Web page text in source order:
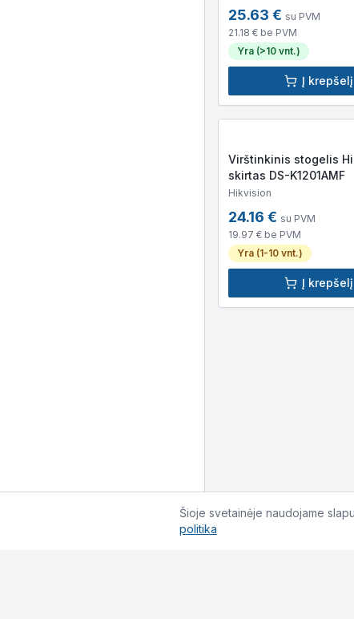
25.63 € su PVM
21.18 € be PVM
Yra (>10 vnt.)
Į krepšelį
Virštinkinis stogelis
skirtas DS-K1201AMF
Hikvision
24.16 € su PVM
19.97 € be PVM
Yra (1-10 vnt.)
Į krepšelį
Šioje svetainėje naudojame
politika